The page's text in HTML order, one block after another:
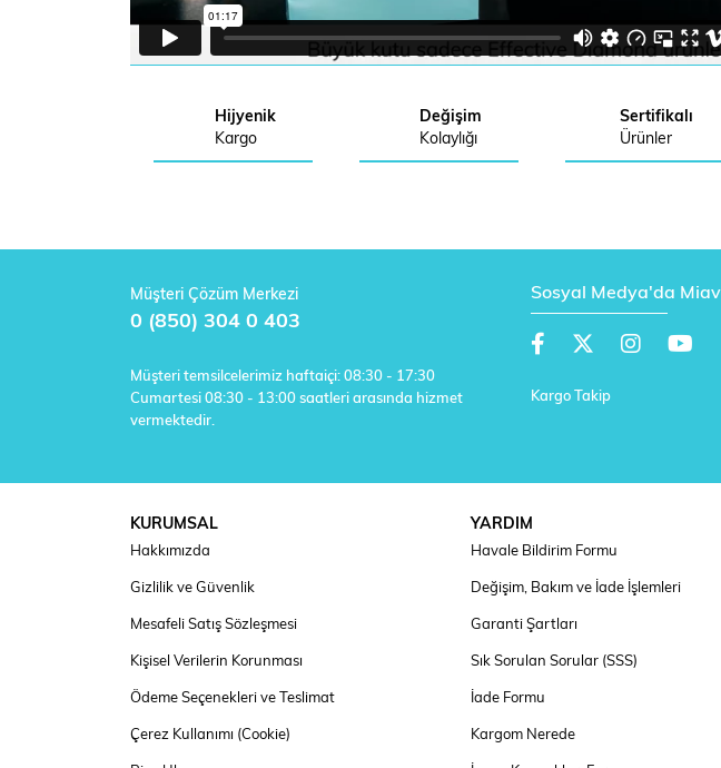
Hijyenik
Kargo
Değişim
Kolaylığı
Sertifikalı
Ürünler
Müşteri Çözüm Merkezi
0 (850) 304 0 403
Müşteri temsilcelerimiz haftaiçi: 08:30 - 17:30
Cumartesi 08:30 - 13:00 saatleri arasında hizmet
vermektedir.
Sosyal Medya'da
Kargo Takip
KURUMSAL
Hakkımızda
Gizlilik ve Güvenlik
Mesafeli Satış Sözleşmesi
Kişisel Verilerin Korunması
Ödeme Seçenekleri ve Teslimat
Çerez Kullanımı (Cookie)
YARDIM
Havale Bildirim Formu
Değişim, Bakım ve İade İşlemleri
Garanti Şartları
Sık Sorulan Sorular (SSS)
İade Formu
Kargom Nerede